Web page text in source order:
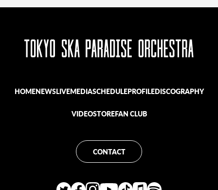
HOMENEWSLIVEMEDIASCHEDULEPROFILEDISCOGRAPHY
VIDEOSTOREFAN CLUB
CONTACT